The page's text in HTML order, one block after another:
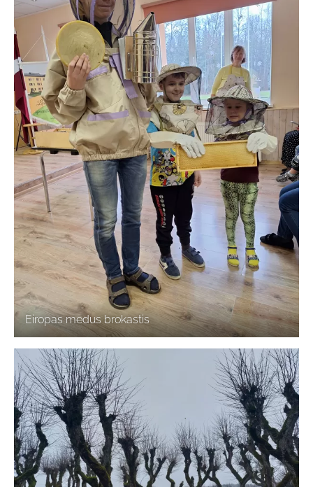
Eiropas medus brokastis